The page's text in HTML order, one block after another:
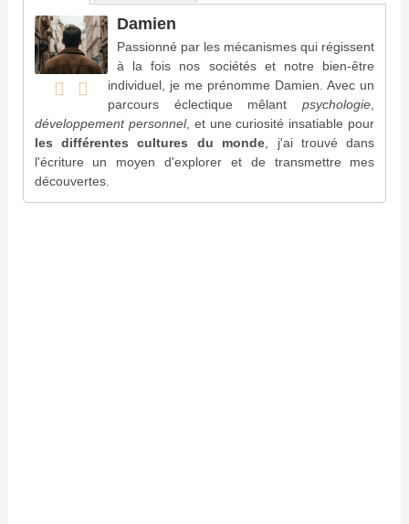
Damien
Passionné par les mécanismes qui régissent
à la fois nos sociétés et notre bien-être
individuel, je me prénomme Damien. Avec un
parcours éclectique mêlantpsychologie
développement personnel, et une curiosité insatiable pour
les différentes cultures du monde , j'ai trouvé dans
l'écriture un moyen d'explorer et de transmettre mes
découvertes.